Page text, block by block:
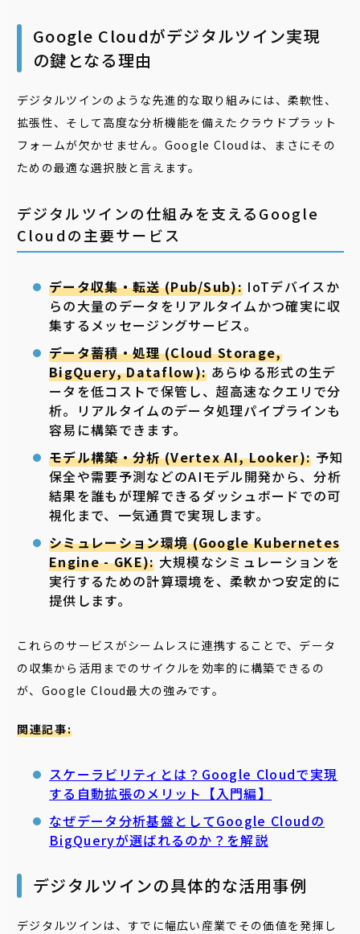
Google Cloudがデジタルツイン実現
の鍵となる理由
デジタルツインのような先進的な取り組みには、柔軟性、
拡張性、そして高度な分析機能を備えたクラウドプラット
フォームが欠かせません。Google Cloudは、まさにその
ための最適な選択肢と言えます。
デジタルツインの仕組みを支えるGoogle
Cloudの主要サービス
データ収集・転送 (Pub/Sub): IoTデバイスか
らの大量のデータをリアルタイムかつ確実に収
集するメッセージングサービス。
データ蓄積・処理 (Cloud Storage,
BigQuery, Dataflow): あらゆる形式の生デ
ータを低コストで保管し、超高速なクエリで分
析。リアルタイムのデータ処理パイプラインも
容易に構築できます。
モデル構築・分析 (Vertex AI, Looker): 予知
保全や需要予測などのAIモデル開発から、分析
結果を誰もが理解できるダッシュボードでの可
視化まで、一気通貫で実現します。
シミュレーション環境 (Google Kubernetes
Engine - GKE): 大規模なシミュレーションを
実行するための計算環境を、柔軟かつ安定的に
提供します。
これらのサービスがシームレスに連携することで、データ
の収集から活用までのサイクルを効率的に構築できるの
が、Google Cloud最大の強みです。
関連記事:
スケーラビリティとは？Google Cloudで実現
する自動拡張のメリット【入門編】
なぜデータ分析基盤としてGoogle Cloudの
BigQueryが選ばれるのか？を解説
デジタルツインの具体的な活用事例
デジタルツインは、すでに幅広い産業でその価値を発揮し